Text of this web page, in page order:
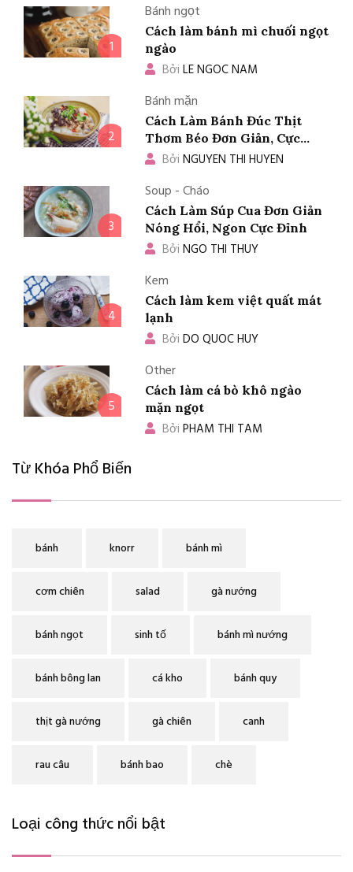
1
Bánh ngọt
Cách làm bánh mì chuối ngọt
ngào
Bởi LE NGOC NAM
2
Bánh mặn
Cách Làm Bánh Đúc Thịt
Thơm Béo Đơn Giản, Cực
Ngon
Bởi NGUYEN THI HUYEN
3
Soup - Cháo
Cách Làm Súp Cua Đơn Giản
Nóng Hổi, Ngon Cực Đỉnh
Bởi NGO THI THUY
4
Kem
Cách làm kem việt quất mát
lạnh
Bởi DO QUOC HUY
5
Other
Cách làm cá bò khô ngào
mặn ngọt
Bởi PHAM THI TAM
Từ Khóa Phổ Biến
bánh knorr bánh mì
cơm chiên salad gà nướng
bánh ngọt sinh tố bánh mì nướng
bánh bông lan cá kho bánh quy
thịt gà nướng gà chiên canh
rau câu bánh bao chè
Loại công thức nổi bật